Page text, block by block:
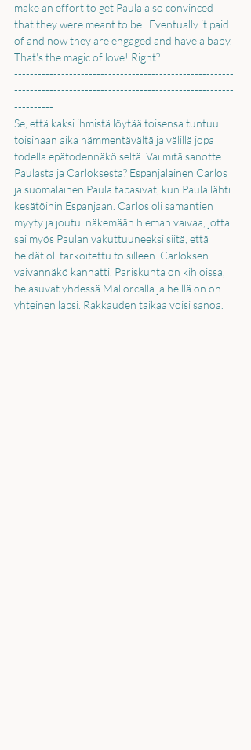
make an effort to get Paula also convinced
that they were meant to be.  Eventually it paid
of and now they are engaged and have a baby.
That's the magic of love! Right?
--------------------------------------------------------
--------------------------------------------------------
----------
Se, että kaksi ihmistä löytää toisensa tuntuu
toisinaan aika hämmentävältä ja välillä jopa
todella epätodennäköiseltä. Vai mitä sanotte
Paulasta ja Carloksesta? Espanjalainen Carlos
ja suomalainen Paula tapasivat, kun Paula lähti
kesätöihin Espanjaan. Carlos oli samantien
myyty ja joutui näkemään hieman vaivaa, jotta
sai myös Paulan vakuttuuneeksi siitä, että
heidät oli tarkoitettu toisilleen. Carloksen
vaivannäkö kannatti. Pariskunta on kihloissa,
he asuvat yhdessä Mallorcalla ja heillä on on
yhteinen lapsi. Rakkauden taikaa voisi sanoa.